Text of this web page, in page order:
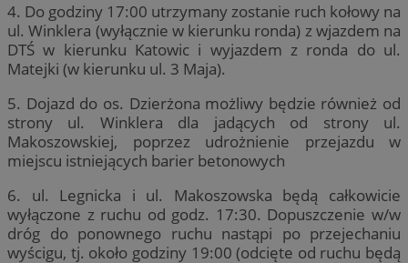
4. Do godziny 17:00 utrzymany zostanie ruch kołowy na
ul. Winklera (wyłącznie w kierunku ronda) z wjazdem na
DTŚ w kierunku Katowic i wyjazdem z ronda do ul.
Matejki (w kierunku ul. 3 Maja).
5. Dojazd do os. Dzierżona możliwy będzie również od
strony ul. Winklera dla jadących od strony ul.
Makoszowskiej, poprzez udrożnienie przejazdu w
miejscu istniejących barier betonowych
6. ul. Legnicka i ul. Makoszowska będą całkowicie
wyłączone z ruchu od godz. 17:30. Dopuszczenie w/w
dróg do ponownego ruchu nastąpi po przejechaniu
wyścigu, tj. około godziny 19:00 (odcięte od ruchu będą